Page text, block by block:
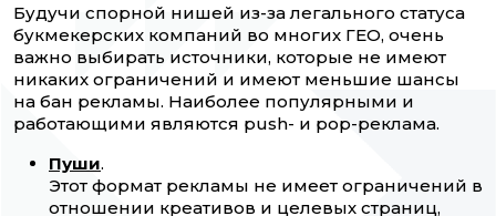
Будучи спорной нишей из-за легального статуса
букмекерских компаний во многих ГЕО, очень
важно выбирать источники, которые не имеют
никаких ограничений и имеют меньшие шансы
на бан рекламы. Наиболее популярными и
работающими являются push- и pop-реклама.
Пуши.
Этот формат рекламы не имеет ограничений в
отношении креативов и целевых страниц,